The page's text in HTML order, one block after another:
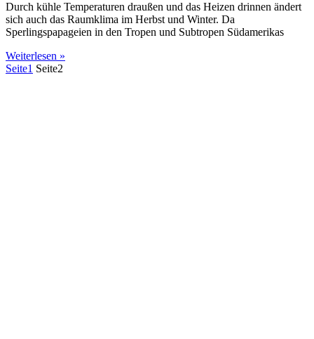
Durch kühle Temperaturen draußen und das Heizen drinnen ändert
sich auch das Raumklima im Herbst und Winter. Da
Sperlingspapageien in den Tropen und Subtropen Südamerikas
Weiterlesen »
Seite1 Seite2